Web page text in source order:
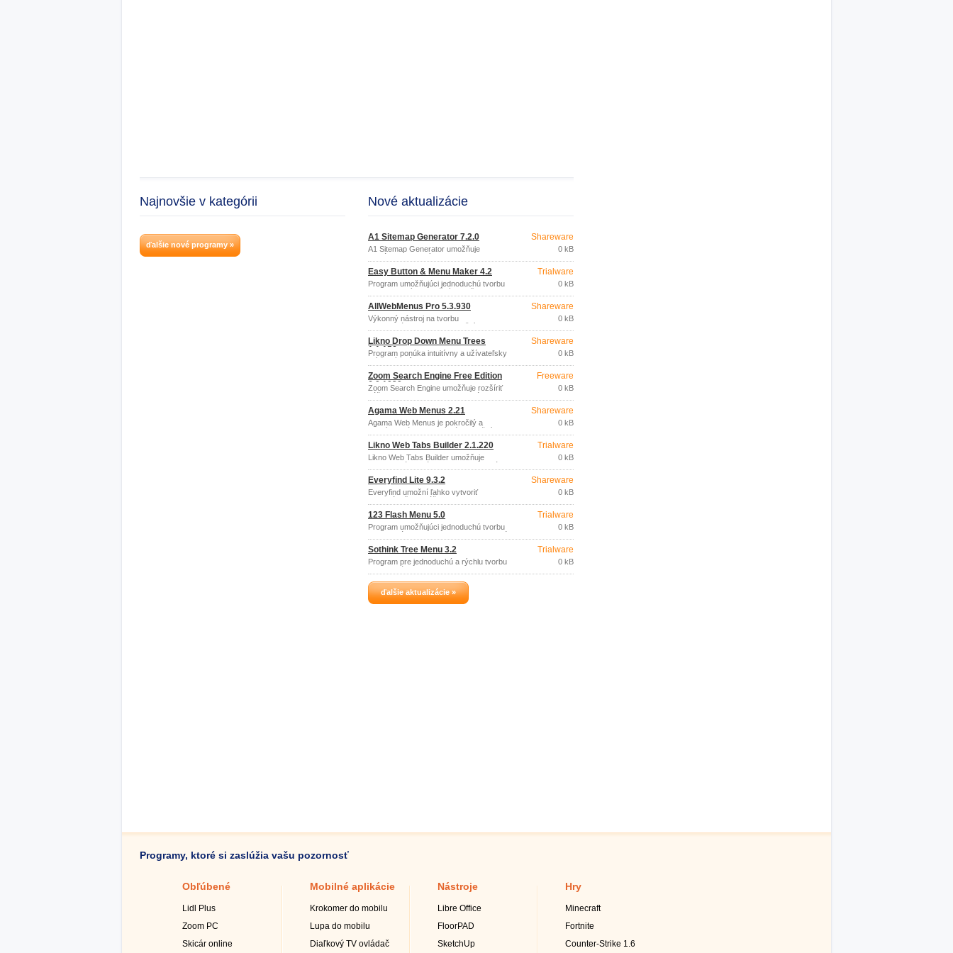
Najnovšie v kategórii
ďalšie nové programy »
Nové aktualizácie
A1 Sitemap Generator 7.2.0
A1 Sitemap Generator umožňuje
vytváranie textových, HTML, RSS, XML
alebo ASP.
Shareware
0 kB
Easy Button & Menu Maker 4.2
Program umožňujúci jednoduchú tvorbu
sofistikovaných funkčných tlačidiel a
profesionálnych dynamických menu pre
vaše webové stránky.
Trialware
0 kB
AllWebMenus Pro 5.3.930
Výkonný nástroj na tvorbu
profesionálnych menu s využitím
technológií JavaScript a CSS, bez
nutnosti programovania.
Shareware
0 kB
Likno Drop Down Menu Trees
1.1.156
Program ponúka intuitívny a užívateľsky
prívetivý spôsob zobrazenia
štruktúrovaných informácií na webových
stránkach a prostriedky na manipuláciu s
nimi, prostredníctvom hierarchického
menu.
Shareware
0 kB
Zoom Search Engine Free Edition
6.0.1029
Zoom Search Engine umožňuje rozšíriť
váš web, intranet alebo prezentáciu na
CD/DVD disku o výkonný fulltextový
vyhľadávací nástroj.
Freeware
0 kB
Agama Web Menus 2.21
Agama Web Menus je pokročilý a
efektívny nástroj, ktorý vám umožní
vytvárať perfektné a plne funkčné
DHTML menu, ktoré sú kompatibilné so
všetkými bežne používanými
prehliadačmi a to bez nutnosti napísania
jediného riadku kódu.
Shareware
0 kB
Likno Web Tabs Builder 2.1.220
Likno Web Tabs Builder umožňuje
jednoduchú aplikáciu modernej navigácie
prostredníctvom navigačných záložiek
na vašich webových stránkach.
Trialware
0 kB
Everyfind Lite 9.3.2
Everyfind umožní ľahko vytvoriť
vyhľadávač pre váš web, intranet, CD,
DVD alebo akúkoľvek dokumentáciu.
Shareware
0 kB
123 Flash Menu 5.0
Program umožňujúci jednoduchú tvorbu
profesionálnych Flash menu pre webové
stránky.
Trialware
0 kB
Sothink Tree Menu 3.2
Program pre jednoduchú a rýchlu tvorbu
profesionálnych DHTML menu so
stromovou štruktúrou, bez nárokov na
znalosť programovania a skúsenosti s
JavaScriptmi.
Trialware
0 kB
ďalšie aktualizácie »
Programy, ktoré si zaslúžia vašu pozornosť
Obľúbené
Lidl Plus
Zoom PC
Skicár online
Mobilné aplikácie
Krokomer do mobilu
Lupa do mobilu
Diaľkový TV ovládač
Nástroje
Libre Office
FloorPAD
SketchUp
Hry
Minecraft
Fortnite
Counter-Strike 1.6